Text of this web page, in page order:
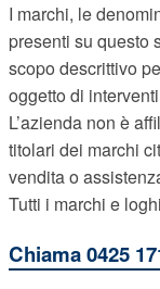
I marchi, le
presenti su questo
scopo descrittivo
oggetto di
L’azienda non è
titolari dei marchi
vendita o
Tutti i marchi e
Chiama 0425